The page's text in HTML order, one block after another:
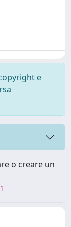
e
o creare un